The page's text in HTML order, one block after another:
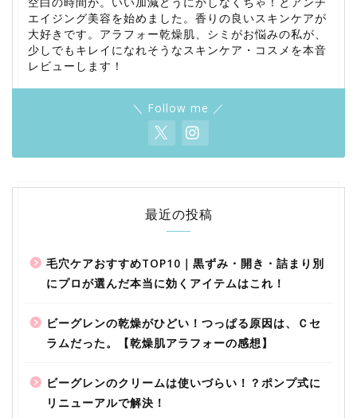
エイジング美容を始めました。香りの良いスキンケアが
大好きです。アラフォー乾燥肌、シミがお悩みの私が、
少しでもキレイになれそうなスキンケア・コスメを本音
レビューします！
＼ Follow me ／
最近の投稿
毛穴ケアおすすめTOP10｜黒ずみ・開き・詰まり別
にプロが選んだ本当に効くアイテムはこれ！
ビーグレンの乾燥がひどい！つっぱる原因は、Ｃセ
ラムだった。【乾燥肌アラフォーの感想】
ビーグレンのクリームは使いづらい！？ポンプ式に
リニューアルで解決！